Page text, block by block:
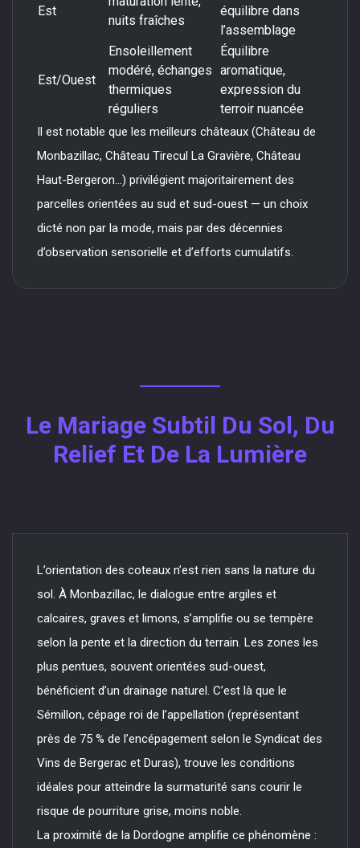
Est
nuits fraîches
équilibre dans
l’assemblage
Est/Ouest
Ensoleillement
modéré, échanges
thermiques
réguliers
Équilibre
aromatique,
expression du
terroir nuancée
Il est notable que les meilleurs châteaux (Château de
Monbazillac, Château Tirecul La Gravière, Château
Haut-Bergeron…) privilégient majoritairement des
parcelles orientées au sud et sud-ouest — un choix
dicté non par la mode, mais par des décennies
d’observation sensorielle et d’efforts cumulatifs.
Le Mariage Subtil Du Sol, Du
Relief Et De La Lumière
L’orientation des coteaux n’est rien sans la nature du
sol. À Monbazillac, le dialogue entre argiles et
calcaires, graves et limons, s’amplifie ou se tempère
selon la pente et la direction du terrain. Les zones les
plus pentues, souvent orientées sud-ouest,
bénéficient d’un drainage naturel. C’est là que le
Sémillon, cépage roi de l’appellation (représentant
près de 75 % de l’encépagement selon le Syndicat des
Vins de Bergerac et Duras), trouve les conditions
idéales pour atteindre la surmaturité sans courir le
risque de pourriture grise, moins noble.
La proximité de la Dordogne amplifie ce phénomène :